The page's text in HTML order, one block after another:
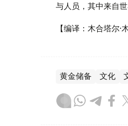
与人员，其中来自
【编译：木合塔尔·
黄金储备 文化